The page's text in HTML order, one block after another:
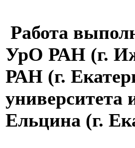
Работа
УрО РАН (г.
РАН (г.
университета
Ельцина (г.